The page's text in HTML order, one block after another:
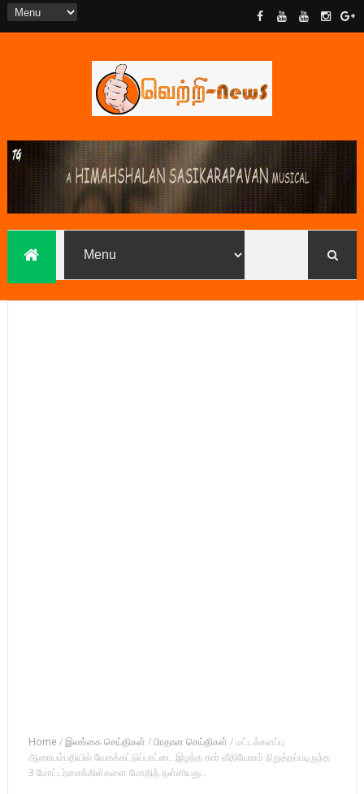
Home /இலங்கை செய்திகள் /பிரதான செய்திகள் /மட்டக்களப்பு
ஆரையம்பதியில் வேகக்கட்டுப்பாட்டை இழந்த கார் வீதியோரம் நிறுத்தப்படிருந்த
3 மோட்டர்சைக்கிள்களை மோதித் தள்ளியது..